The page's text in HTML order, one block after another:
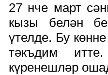
27 нче март
кызы белән
үтелде. Бу
тәкъдим
күренешләр